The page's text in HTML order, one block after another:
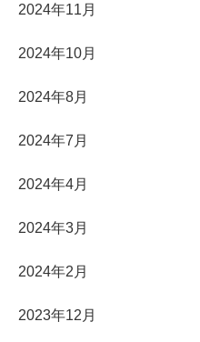
2024年11月
2024年10月
2024年8月
2024年7月
2024年4月
2024年3月
2024年2月
2023年12月